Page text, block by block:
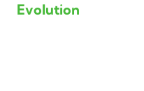
Evolution